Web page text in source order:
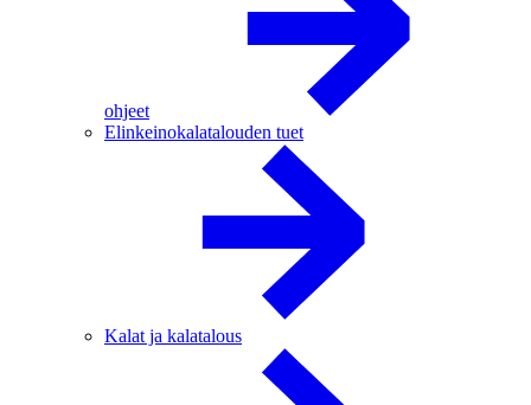
ohjeet
Elinkeinokalatalouden tuet
Kalat ja kalatalous